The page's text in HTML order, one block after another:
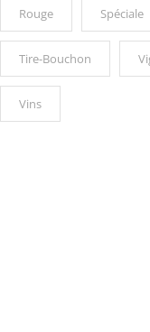
Rouge Spéciale
Tire-Bouchon
Vins